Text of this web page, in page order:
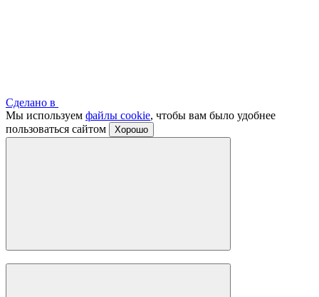
Сделано в
Мы используем файлы cookie, чтобы вам было удобнее
пользоваться сайтом
Хорошо